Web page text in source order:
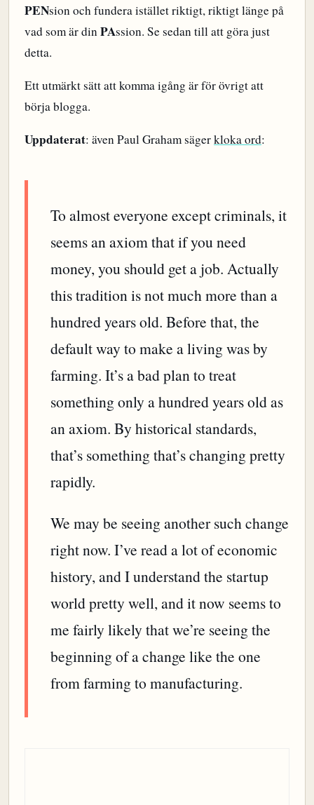
PENsion och fundera istället riktigt, riktigt länge på
vad som är dinPAssion. Se sedan till att göra just
detta.
Ett utmärkt sätt att komma igång är för övrigt att
börja blogga.
Uppdaterat: även Paul Graham sägerkloka ord:
To almost everyone except criminals, it
seems an axiom that if you need
money, you should get a job. Actually
this tradition is not much more than a
hundred years old. Before that, the
default way to make a living was by
farming. It’s a bad plan to treat
something only a hundred years old as
an axiom. By historical standards,
that’s something that’s changing pretty
rapidly.
We may be seeing another such change
right now. I’ve read a lot of economic
history, and I understand the startup
world pretty well, and it now seems to
me fairly likely that we’re seeing the
beginning of a change like the one
from farming to manufacturing.